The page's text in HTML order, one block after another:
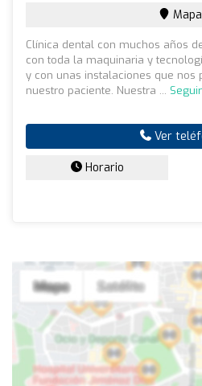
Mapa
Clínica dental con muchos años
con toda la maquinaria y
y con unas instalaciones que nos
nuestro paciente. Nuestra ...
Ver
Horario